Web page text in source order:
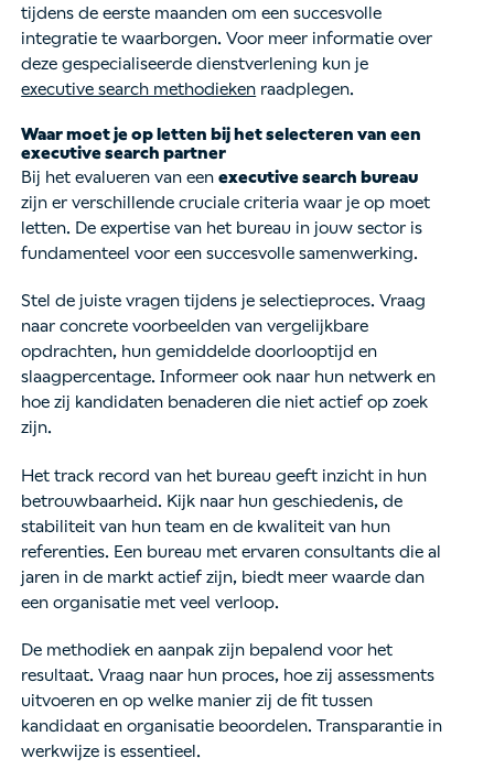
tijdens de eerste maanden om een succesvolle
integratie te waarborgen. Voor meer informatie over
deze gespecialiseerde dienstverlening kun je
executive search methodieken raadplegen.
Waar moet je op letten bij het selecteren van een
executive search partner
Bij het evalueren van eenexecutive search bureau
zijn er verschillende cruciale criteria waar je op moet
letten. De expertise van het bureau in jouw sector is
fundamenteel voor een succesvolle samenwerking.
Stel de juiste vragen tijdens je selectieproces. Vraag
naar concrete voorbeelden van vergelijkbare
opdrachten, hun gemiddelde doorlooptijd en
slaagpercentage. Informeer ook naar hun netwerk en
hoe zij kandidaten benaderen die niet actief op zoek
zijn.
Het track record van het bureau geeft inzicht in hun
betrouwbaarheid. Kijk naar hun geschiedenis, de
stabiliteit van hun team en de kwaliteit van hun
referenties. Een bureau met ervaren consultants die al
jaren in de markt actief zijn, biedt meer waarde dan
een organisatie met veel verloop.
De methodiek en aanpak zijn bepalend voor het
resultaat. Vraag naar hun proces, hoe zij assessments
uitvoeren en op welke manier zij de fit tussen
kandidaat en organisatie beoordelen. Transparantie in
werkwijze is essentieel.